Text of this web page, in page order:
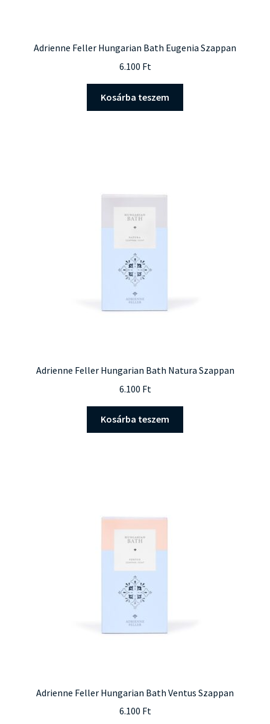
Adrienne Feller Hungarian Bath Eugenia Szappan
6.100 Ft
Kosárba teszem
Adrienne Feller Hungarian Bath Natura Szappan
6.100 Ft
Kosárba teszem
Adrienne Feller Hungarian Bath Ventus Szappan
6.100 Ft